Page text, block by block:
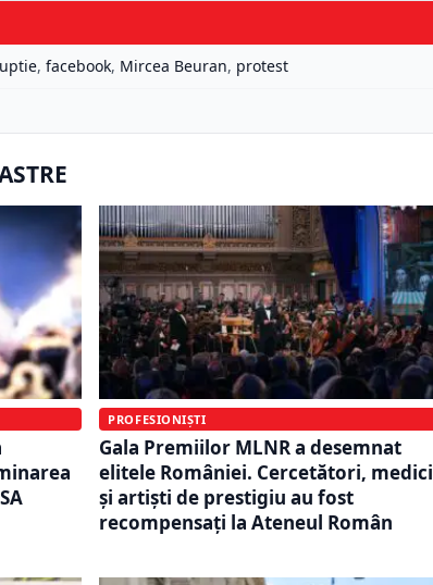
, facebook, Mircea Beuran, protest
PROFESIONIȘTI
Gala Premiilor MLNR a desemnat
elitele României. Cercetători, medici
și artiști de prestigiu au fost
recompensați la Ateneul Român